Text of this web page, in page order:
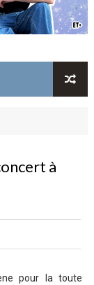
à
pour la toute